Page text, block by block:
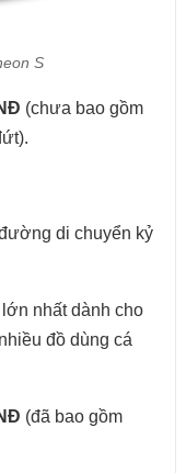
S
(chưa bao gồm
di chuyển kỷ
nhất dành cho
đồ dùng cá
(đã bao gồm